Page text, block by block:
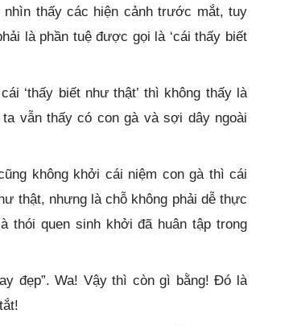
thấy các hiện cảnh trước mắt, tuy
là phần tuệ được gọi là ‘cái thấy biết
‘thấy biết như thật’ thì không thấy là
vẫn thấy có con gà và sợi dây ngoài
không khởi cái niệm con gà thì cái
thật, nhưng là chỗ không phải dễ thực
thói quen sinh khởi đã huân tập trong
đẹp”. Wa! Vậy thì còn gì bằng! Đó là